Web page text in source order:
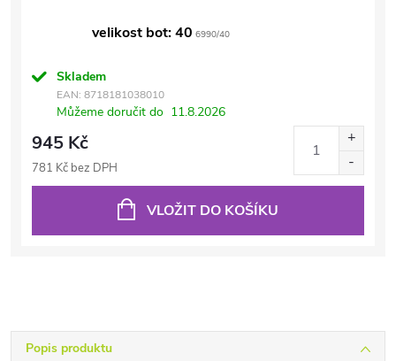
velikost bot: 40 6990/40
Skladem
EAN: 8718181038010
Můžeme doručit do 11.8.2026
945 Kč
781 Kč bez DPH
VLOŽIT DO KOŠÍKU
Popis produktu